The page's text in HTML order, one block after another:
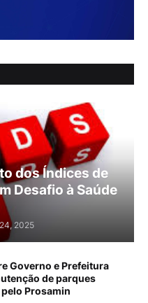
dos Índices de
Desafio à Saúde
2025
Governo e Prefeitura
de parques
Prosamin